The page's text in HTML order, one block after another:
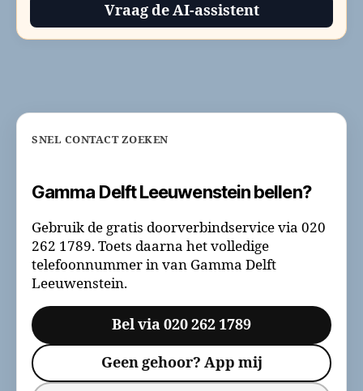
Vraag de AI-assistent
SNEL CONTACT ZOEKEN
Gamma Delft Leeuwenstein bellen?
Gebruik de gratis doorverbindservice via 020
262 1789. Toets daarna het volledige
telefoonnummer in van Gamma Delft
Leeuwenstein.
Bel via 020 262 1789
Geen gehoor? App mij